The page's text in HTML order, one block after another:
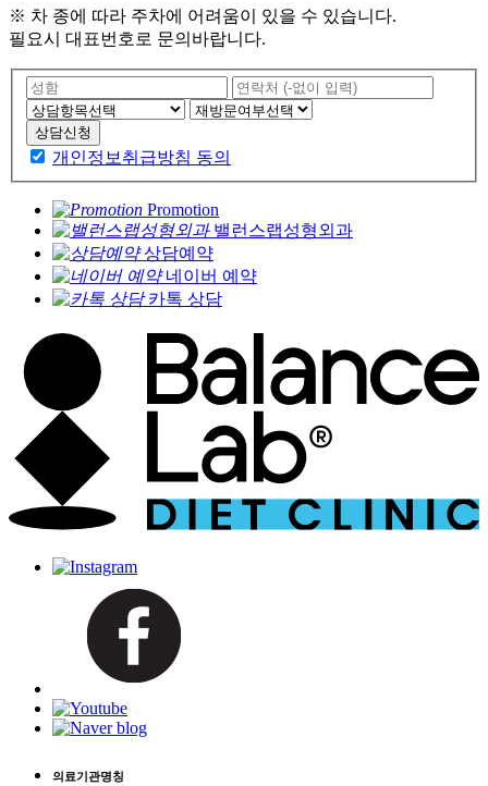
※ 차 종에 따라 주차에 어려움이 있을 수 있습니다.
필요시 대표번호로 문의바랍니다.
상담신청
개인정보취급방침 동의
Promotion
밸런스랩성형외과
상담예약
네이버 예약
카톡 상담
의료기관명칭